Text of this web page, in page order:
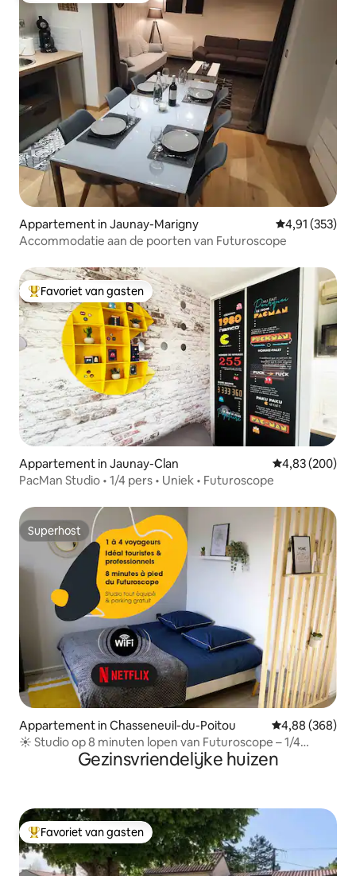
Appartement in Jaunay-Marigny Gemiddelde
4,91 (353)
Accommodatie aan de poorten van Futuroscope
Topfavoriet van gasten
Favoriet van gasten
Appartement in Jaunay-Clan Gemiddelde
4,83 (200)
PacMan Studio • 1/4 pers • Uniek • Futuroscope
Superhost
Superhost
Appartement in Chasseneuil-du-Poitou Gemiddelde
4,88 (368)
☀️ Studio op 8 minuten lopen van Futuroscope – 1/4
Gezinsvriendelijke huizen
Topfavoriet van gasten
Favoriet van gasten